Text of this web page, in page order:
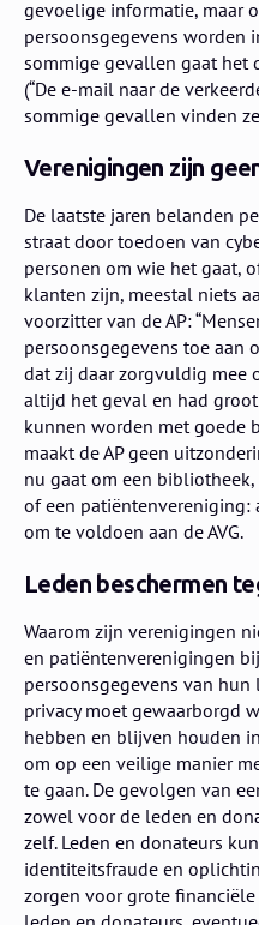
gevoelige informatie, maar
persoonsgegevens worden
sommige gevallen gaat het
(“De e-mail naar de
sommige gevallen vinden
Verenigingen zijn
De laatste jaren belanden
straat door toedoen van
personen om wie het gaat,
klanten zijn, meestal niets
voorzitter van de AP:
persoonsgegevens toe aan
dat zij daar zorgvuldig mee
altijd het geval en had
kunnen worden met goede
maakt de AP geen
nu gaat om een
of een
om te voldoen aan de AVG.
Leden beschermen
Waarom zijn verenigingen
en patiëntenverenigingen
persoonsgegevens van
privacy moet gewaarborgd
hebben en blijven houden
om op een veilige manier
te gaan. De gevolgen van
zowel voor de leden en
zelf. Leden en donateurs
identiteitsfraude en
zorgen voor grote